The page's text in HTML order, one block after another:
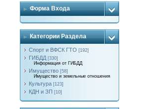
Форма Входа
Категории Раздела
Спорт и ВФСК ГТО [192]
ГИБДД [330]
Информация от ГИБДД
Имущество [58]
Имущество и земельные отношения
Культура [123]
КДН и ЗП [10]